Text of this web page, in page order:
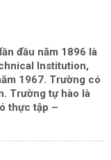
đầu năm 1896 là
Institution,
1967. Trường có
Trường tự hào là
thực tập –